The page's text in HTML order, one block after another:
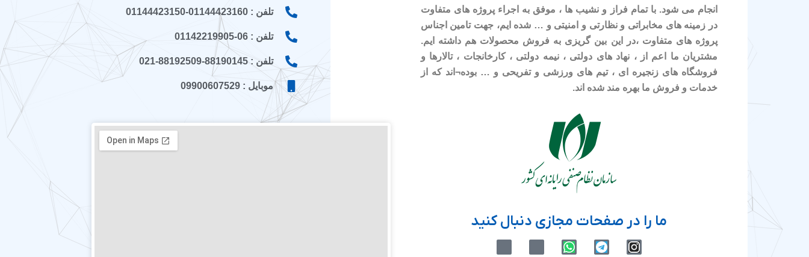
انجام می شود. با تمام فراز و نشیب ها ، موفق به اجراء پروژه های متفاوت
در زمینه های مخابراتی و نظارتی و امنیتی و … شده ایم، جهت تامین اجناس
پروژه های متفاوت ،در این بین گریزی به فروش محصولات هم داشته ایم.
مشتریان ما اعم از ، نهاد های دولتی ، نیمه دولتی ، کارخانجات ، تالارها و
فروشگاه های زنجیره ای ، تیم های ورزشی و تفریحی و … بوده¬اند که از
خدمات و فروش ما بهره مند شده اند.
ما را در صفحات مجازی دنبال کنید
I
n
T
e
W
h
M
-
M
-
تلفن : 01144423160-01144423150
تلفن : 06-01142219905
تلفن : 88190145-88192509-021
موبایل : 09900607529